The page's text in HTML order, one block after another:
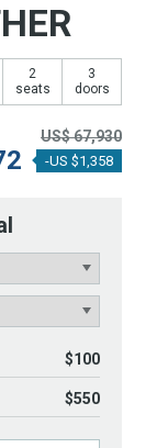
2
seats
3
doors
US$67,930
-US $1,358
$100
$550